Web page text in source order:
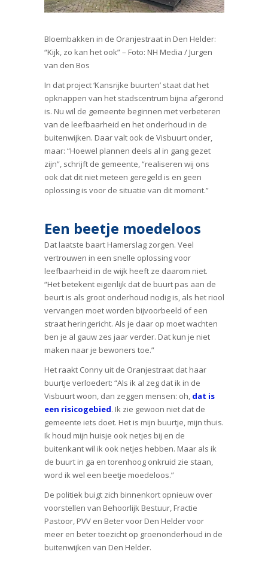
Bloembakken in de Oranjestraat in Den Helder:
“Kijk, zo kan het ook” – Foto: NH Media / Jurgen
van den Bos
In dat project ‘Kansrijke buurten’ staat dat het
opknappen van het stadscentrum bijna afgerond
is. Nu wil de gemeente beginnen met verbeteren
van de leefbaarheid en het onderhoud in de
buitenwijken. Daar valt ook de Visbuurt onder,
maar: “Hoewel plannen deels al in gang gezet
zijn”, schrijft de gemeente, “realiseren wij ons
ook dat dit niet meteen geregeld is en geen
oplossing is voor de situatie van dit moment.”
Een beetje moedeloos
Dat laatste baart Hamerslag zorgen. Veel
vertrouwen in een snelle oplossing voor
leefbaarheid in de wijk heeft ze daarom niet.
“Het betekent eigenlijk dat de buurt pas aan de
beurt is als groot onderhoud nodig is, als het riool
vervangen moet worden bijvoorbeeld of een
straat heringericht. Als je daar op moet wachten
ben je al gauw zes jaar verder. Dat kun je niet
maken naar je bewoners toe.”
Het raakt Conny uit de Oranjestraat dat haar
buurtje verloedert: “Als ik al zeg dat ik in de
Visbuurt woon, dan zeggen mensen: oh, dat is
een risicogebied. Ik zie gewoon niet dat de
gemeente iets doet. Het is mijn buurtje, mijn thuis.
Ik houd mijn huisje ook netjes bij en de
buitenkant wil ik ook netjes hebben. Maar als ik
de buurt in ga en torenhoog onkruid zie staan,
word ik wel een beetje moedeloos.”
De politiek buigt zich binnenkort opnieuw over
voorstellen van Behoorlijk Bestuur, Fractie
Pastoor, PVV en Beter voor Den Helder voor
meer en beter toezicht op groenonderhoud in de
buitenwijken van Den Helder.